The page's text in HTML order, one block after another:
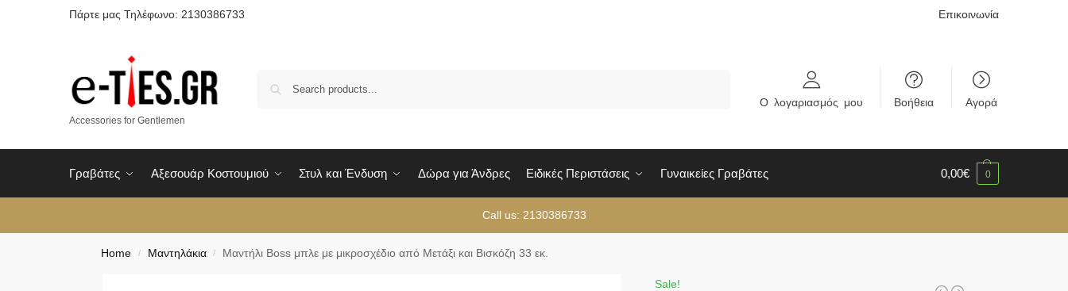
Πάρτε μας Τηλέφωνο: 2130386733 Επικοινωνία
Accessories for Gentlemen
Ο λογαριασμός μου Βοήθεια Αγορά
Γραβάτες Αξεσουάρ Κοστουμιού Στυλ και Ένδυση Δώρα για Άνδρες Ειδικές Περιστάσεις Γυναικείες Γραβάτες 0,00€ 0
Call us: 2130386733
Home / Μαντηλάκια / Mαντήλι Boss μπλε με μικροσχέδιο από Μετάξι και Βισκόζη 33 εκ.
Sale!